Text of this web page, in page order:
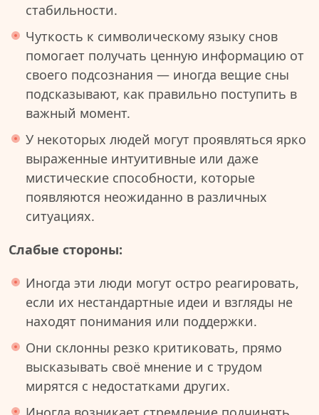
стабильности.
Чуткость к символическому языку снов
помогает получать ценную информацию от
своего подсознания — иногда вещие сны
подсказывают, как правильно поступить в
важный момент.
У некоторых людей могут проявляться ярко
выраженные интуитивные или даже
мистические способности, которые
появляются неожиданно в различных
ситуациях.
Слабые стороны:
Иногда эти люди могут остро реагировать,
если их нестандартные идеи и взгляды не
находят понимания или поддержки.
Они склонны резко критиковать, прямо
высказывать своё мнение и с трудом
мирятся с недостатками других.